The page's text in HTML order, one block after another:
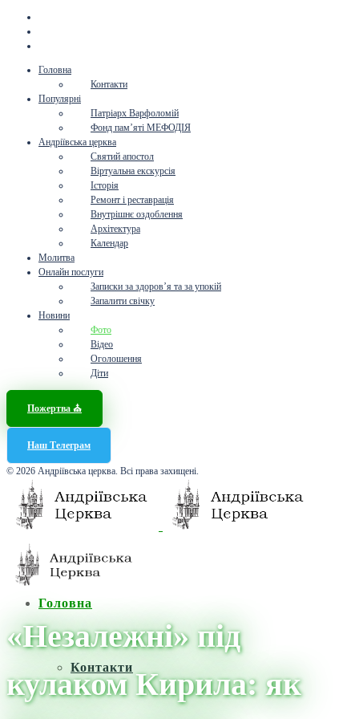
Головна
Контакти
Популярні
Патріарх Варфоломій
Фонд пам’яті МЕФОДІЯ
Андріївська церква
Святий апостол
Віртуальна екскурсія
Історія
Ремонт і реставрація
Внутрішнє оздоблення
Архітектура
Календар
Молитва
Онлайн послуги
Записки за здоров’я та за упокій
Запалити свічку
Новини
Фото
Відео
Оголошення
Діти
Пожертва ⛪️
Наш Телеграм
© 2026 Андріївська церква. Всі права захищені.
Головна
Контакти
«Незалежні» під
кулаком Кирила: як